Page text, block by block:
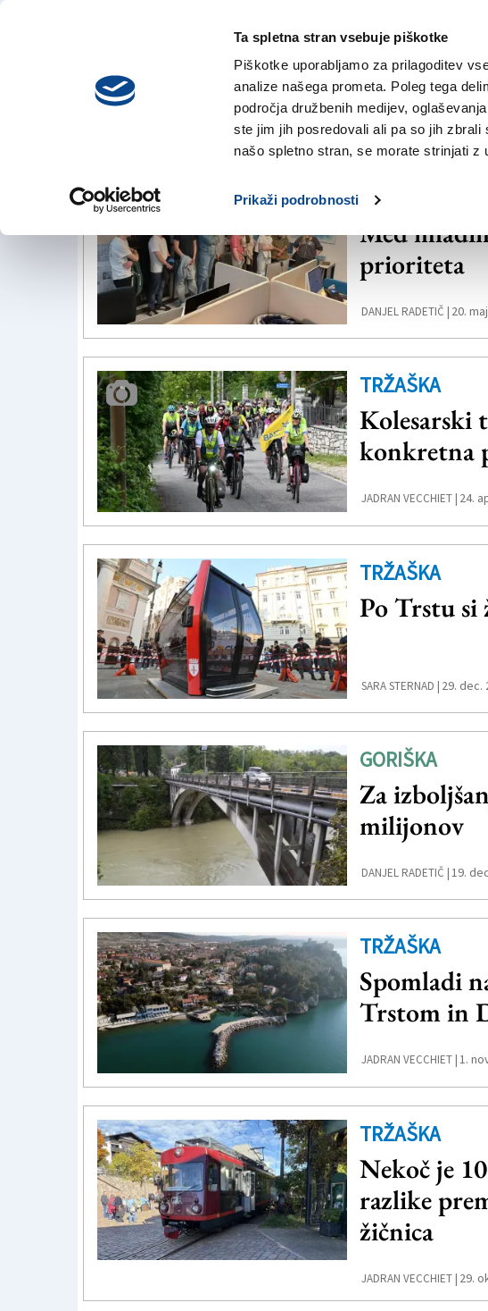
Ta spletna stran vsebuje piškotke
Piškotke uporabljamo za prilagoditev
analize našega prometa. Poleg tega
področja družbenih medijev,
ste jim jih posredovali ali pa so jih
našo spletno stran, se morate strinjati z
Prikaži podrobnosti
četrtek,
6. avgusta 2026
NOVICE
GORIŠKA
Med
prioriteta
DANJEL RADETIČ | 20.
TRŽAŠKA
Kolesarski
konkretna
JADRAN VECCHIET | 24.
TRŽAŠKA
Po Trstu
SARA STERNAD | 29. dec.
GORIŠKA
Za
milijonov
DANJEL RADETIČ | 19.
TRŽAŠKA
Spomladi
Trstom in
JADRAN VECCHIET | 1.
TRŽAŠKA
Nekoč je
razlike
žičnica
JADRAN VECCHIET | 29.